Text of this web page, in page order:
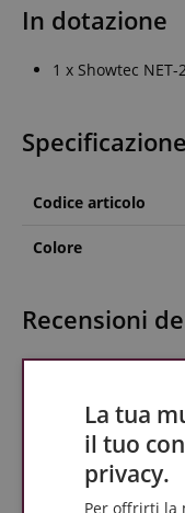
In dotazione
1 x Showtec
Specificazione
Codice articolo
Colore
Recensioni
La tua
il tuo
privacy.
Per offrirti la